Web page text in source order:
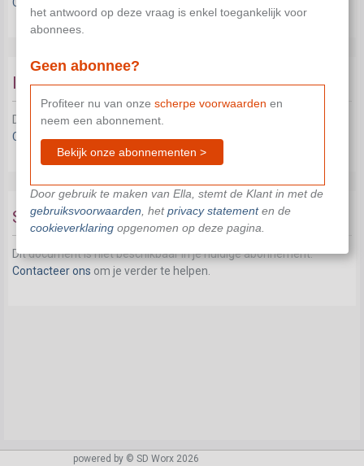
Inschaling en verloning
Dit document is niet beschikbaar in je huidige abonnement.
Contacteer onsom je verder te helpen.
Syndicale premie
Dit document is niet beschikbaar in je huidige abonnement.
Contacteer ons om je verder te helpen.
powered by © SD Worx 2026
het antwoord op deze vraag is enkel toegankelijk voor
abonnees.
Geen abonnee?
Profiteer nu van onze scherpe voorwaarden en
neem een abonnement.
Bekijk onze abonnementen >
Door gebruik te maken van Ella, stemt de Klant in met de
gebruiksvoorwaarden , hetprivacy statementen de
cookieverklaringopgenomen op deze pagina.